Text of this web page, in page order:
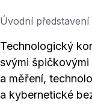
Úvodní představení
Technologický
svými
a měření,
a kybernetické